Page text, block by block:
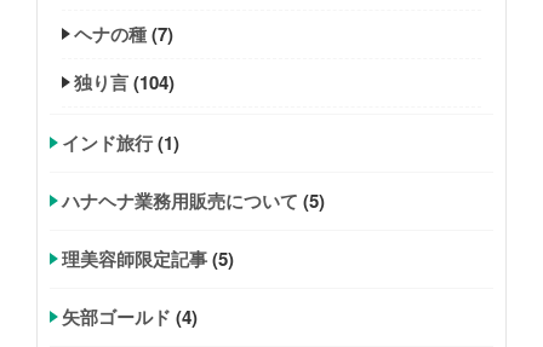
ヘナの種(7)
独り言(104)
インド旅行(1)
ハナヘナ業務用販売について (5)
理美容師限定記事(5)
矢部ゴールド (4)